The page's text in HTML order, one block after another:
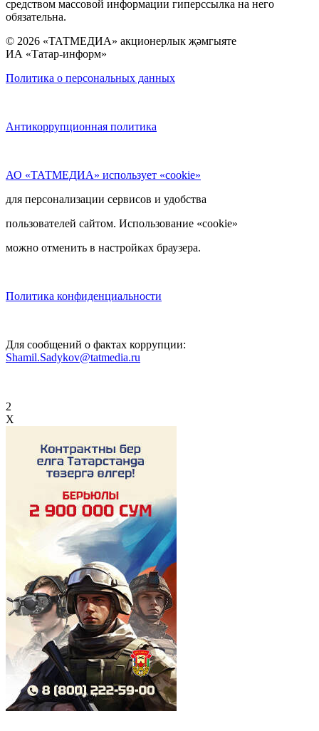
средством массовой информации гиперссылка на него
обязательна.
© 2026 «ТАТМЕДИА» акционерлык җәмгыяте
ИА «Татар-информ»
Политика о персональных данных
Антикоррупционная политика
АО «ТАТМЕДИА» использует «cookie»
для персонализации сервисов и удобства
пользователей сайтом. Использование «cookie»
можно отменить в настройках браузера.
Политика конфиденциальности
Для сообщений о фактах коррупции:
Shamil.Sadykov@tatmedia.ru
2
X